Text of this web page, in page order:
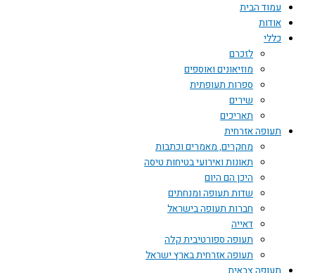
עמוד הבית
אודות
כללי
לזכרם
מוזיאונים ואוספים
ספרות תעופתית
שירים
תאריכים
תעופה אזרחית
מחקרים, מאמרים וכתבות
תאונות ואירועי בטיחות טיסה
היכן הם היום
שדות תעופה ומנחתים
חברות תעופה בישראל
דאייה
תעופה ספורטיבית קלה
תעופה אזרחית בארץ ישראל